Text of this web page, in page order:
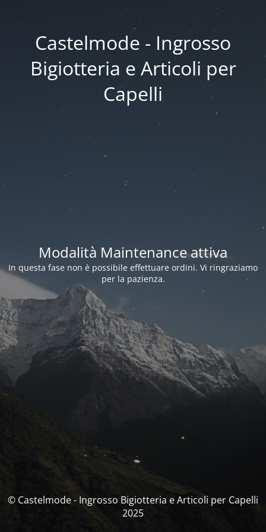
Castelmode - Ingrosso
Bigiotteria e Articoli per
Capelli
Modalità Maintenance attiva
In questa fase non è possibile effettuare ordini. Vi ringraziamo
per la pazienza.
© Castelmode - Ingrosso Bigiotteria e Articoli per Capelli
2025